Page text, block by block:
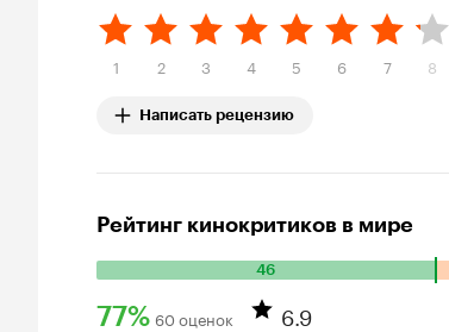
1 2 3 4 5 6 7 8
Написать рецензию
Рейтинг кинокритиков в мире
46
Количество положительных оценок: 46.
77% 60 оценок 6.9